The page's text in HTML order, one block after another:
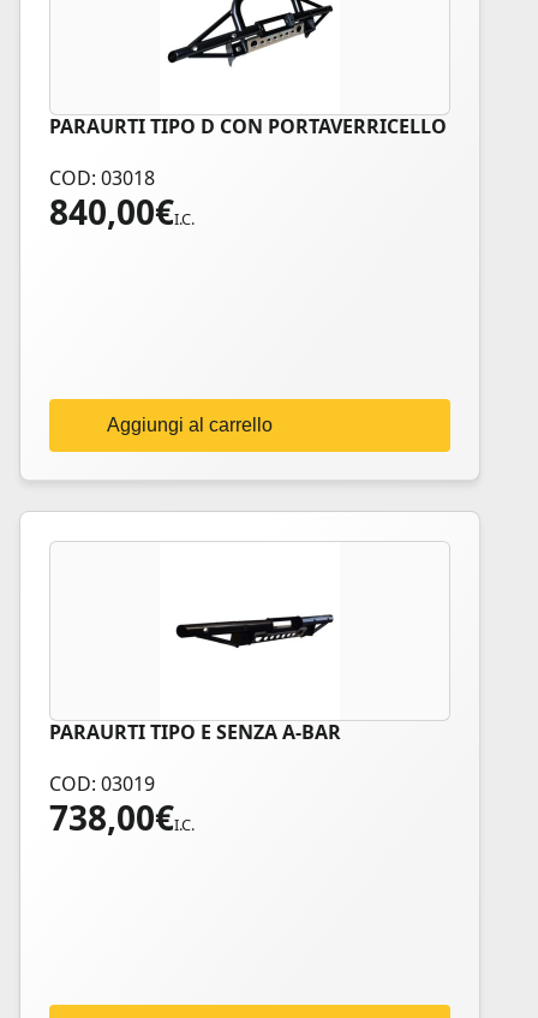
PARAURTI TIPO D CON PORTAVERRICELLO
COD: 03018
840,00€I.C.
Aggiungi al carrello
PARAURTI TIPO E SENZA A-BAR
COD: 03019
738,00€I.C.